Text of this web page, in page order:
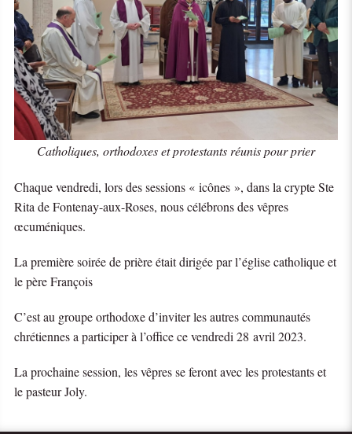
Catholiques, orthodoxes et protestants réunis pour prier
Chaque vendredi, lors des sessions « icônes », dans la crypte Ste
Rita de Fontenay-aux-Roses, nous célébrons des vêpres
œcuméniques.
La première soirée de prière était dirigée par l’église catholique et
le père François
C’est au groupe orthodoxe d’inviter les autres communautés
chrétiennes a participer à l’office ce vendredi 28 avril 2023.
La prochaine session, les vêpres se feront avec les protestants et
le pasteur Joly.